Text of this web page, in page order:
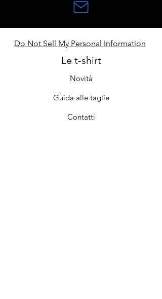
Do Not Sell My Personal Information
Le t-shirt
Novità
Guida alle taglie
Contatti